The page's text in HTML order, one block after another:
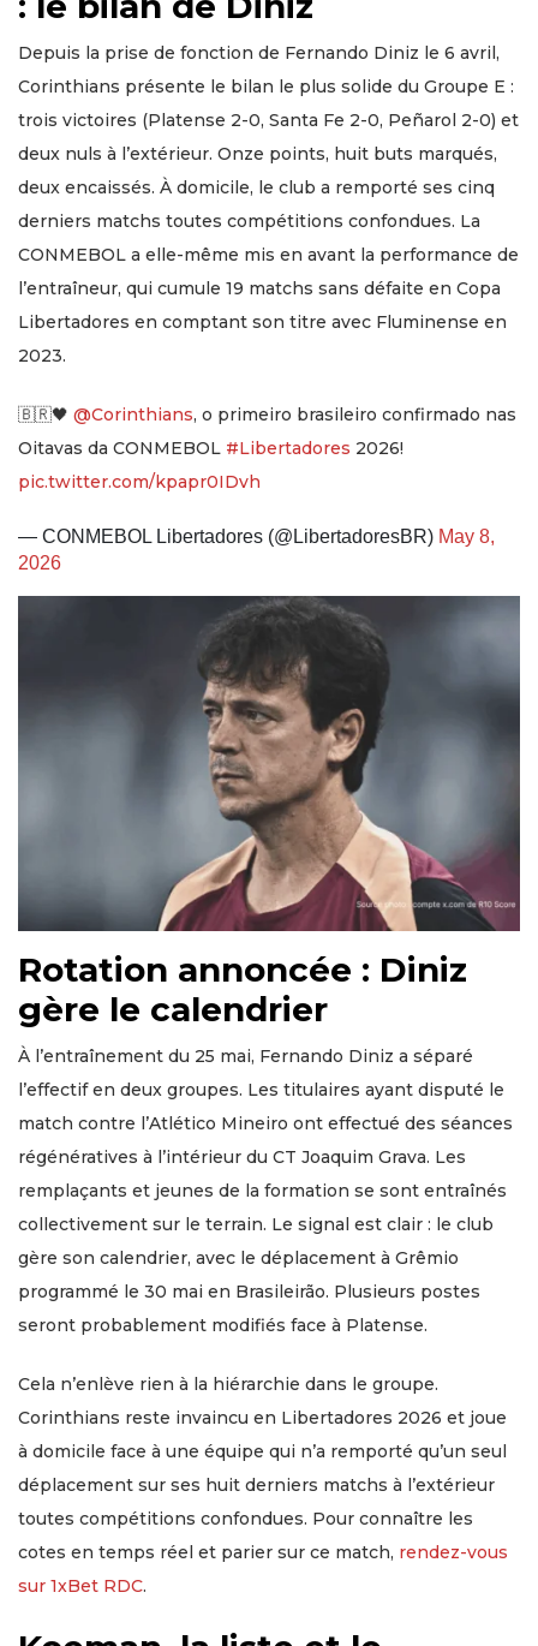
Depuis la prise de fonction de Fernando Diniz le 6 avril,
Corinthians présente le bilan le plus solide du Groupe E :
trois victoires (Platense 2-0, Santa Fe 2-0, Peñarol 2-0) et
deux nuls à l’extérieur. Onze points, huit buts marqués,
deux encaissés. À domicile, le club a remporté ses cinq
derniers matchs toutes compétitions confondues. La
CONMEBOL a elle-même mis en avant la performance de
l’entraîneur, qui cumule 19 matchs sans défaite en Copa
Libertadores en comptant son titre avec Fluminense en
2023.
🇧🇷🖤 @Corinthians, o primeiro brasileiro confirmado nas
Oitavas da CONMEBOL #Libertadores 2026!
pic.twitter.com/kpapr0IDvh
— CONMEBOL Libertadores (@LibertadoresBR) May 8,
2026
Rotation annoncée : Diniz
gère le calendrier
À l’entraînement du 25 mai, Fernando Diniz a séparé
l’effectif en deux groupes. Les titulaires ayant disputé le
match contre l’Atlético Mineiro ont effectué des séances
régénératives à l’intérieur du CT Joaquim Grava. Les
remplaçants et jeunes de la formation se sont entraînés
collectivement sur le terrain. Le signal est clair : le club
gère son calendrier, avec le déplacement à Grêmio
programmé le 30 mai en Brasileirão. Plusieurs postes
seront probablement modifiés face à Platense.
Cela n’enlève rien à la hiérarchie dans le groupe.
Corinthians reste invaincu en Libertadores 2026 et joue
à domicile face à une équipe qui n’a remporté qu’un seul
déplacement sur ses huit derniers matchs à l’extérieur
toutes compétitions confondues. Pour connaître les
cotes en temps réel et parier sur ce match, rendez-vous
sur 1xBet RDC.